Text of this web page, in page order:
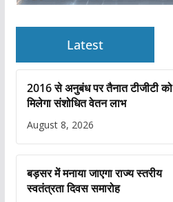
Latest
2016 से अनुबंध पर तैनात टीजीटी को
मिलेगा संशोधित वेतन लाभ
August 8, 2026
बड़सर में मनाया जाएगा राज्य स्तरीय
स्वतंत्रता दिवस समारोह